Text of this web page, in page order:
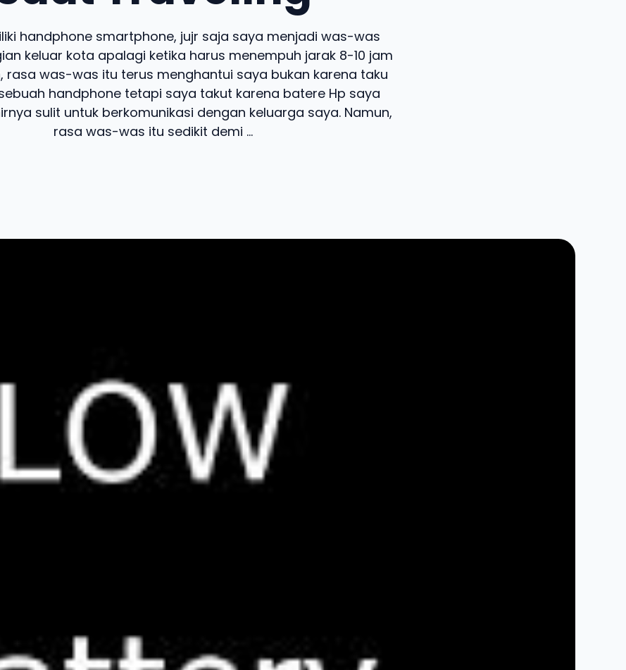
handphone smartphone, jujr saja saya menjadi was-was
keluar kota apalagi ketika harus menempuh jarak 8-10 jam
rasa was-was itu terus menghantui saya bukan karena taku
handphone tetapi saya takut karena batere Hp saya
sulit untuk berkomunikasi dengan keluarga saya. Namun,
rasa was-was itu sedikit demi ...